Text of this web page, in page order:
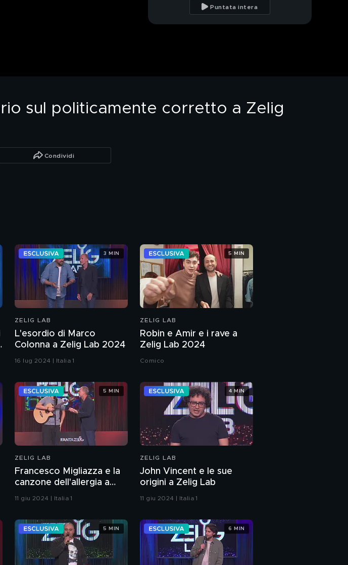
con Nikolas Albanese
Puntata intera
sul politicamente corretto a Zelig
Condividi
ZELIG LAB
L'esordio di Marco
Colonna a Zelig Lab 2024
16 lug 2024 | Italia 1
3 MIN
ZELIG LAB
Robin e Amir e i rave a
Zelig Lab 2024
Comico
5 MIN
ZELIG LAB
Francesco Migliazza e la
canzone dell'allergia a
Zelig Lab 2024
11 giu 2024 | Italia 1
5 MIN
ZELIG LAB
John Vincent e le sue
origini a Zelig Lab
11 giu 2024 | Italia 1
4 MIN
5 MIN 6 MIN